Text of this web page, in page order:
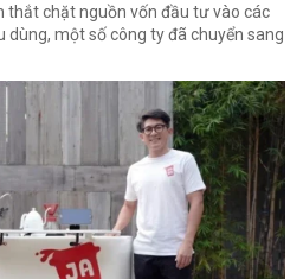
thắt chặt nguồn vốn đầu tư vào các
một số công ty đã chuyển sang